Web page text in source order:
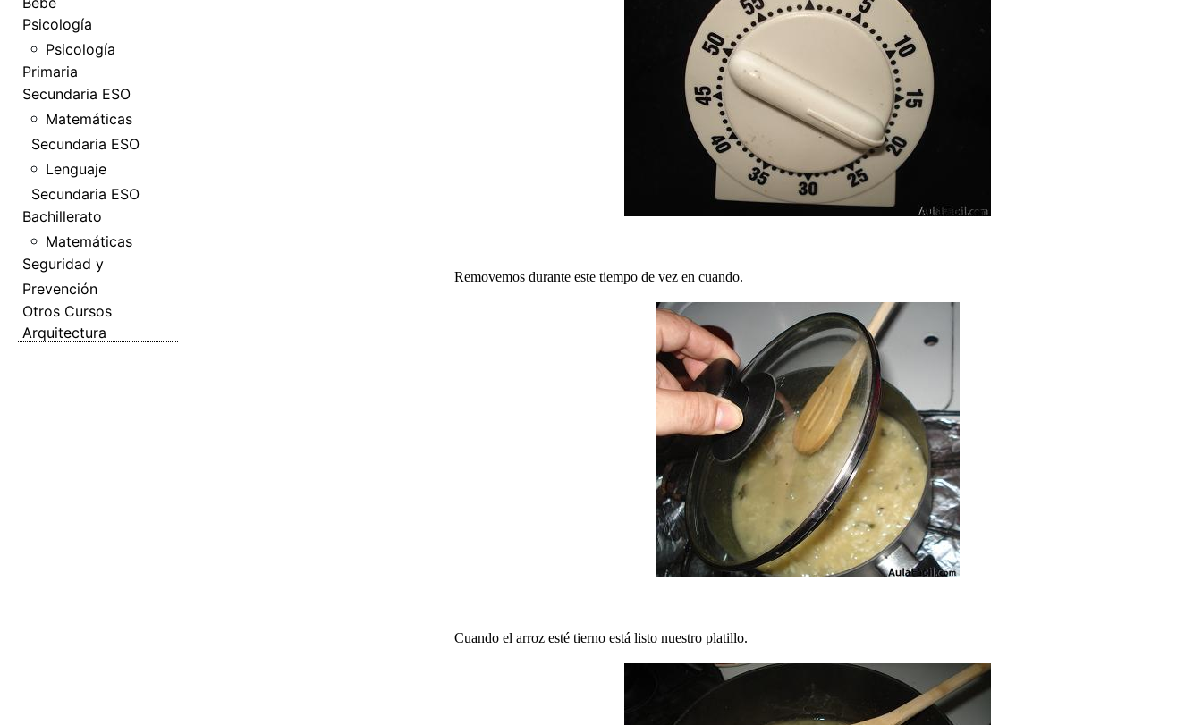
Psicología
Psicología
Primaria
Secundaria ESO
Matemáticas
Secundaria ESO
Lenguaje
Secundaria ESO
Bachillerato
Matemáticas
Seguridad y
Prevención
Otros Cursos
Arquitectura
Removemos durante este tiempo de vez en cuando.
Cuando el arroz esté tierno está listo nuestro platillo.